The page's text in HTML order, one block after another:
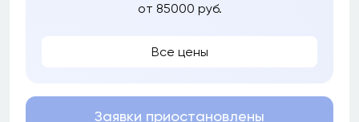
от 85000 руб.
Все цены
Заявки приостановлены